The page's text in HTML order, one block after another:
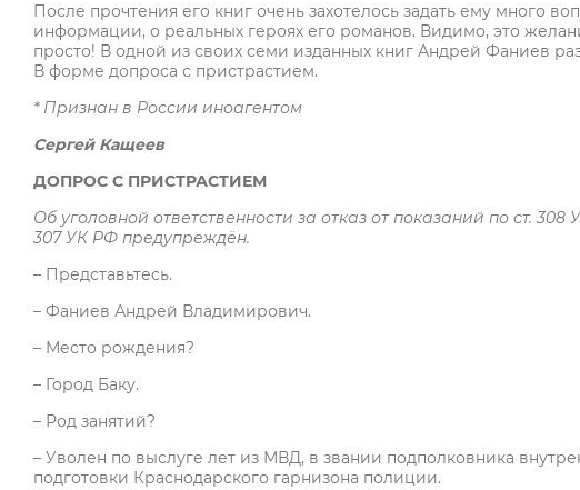
После прочтения его книг очень захотелось задать ему много
информации, о реальных героях его романов. Видимо, это
просто! В одной из своих семи изданных книг Андрей Фаниев
В форме допроса с пристрастием.
* Признан в России иноагентом
Сергей Кащеев
ДОПРОС С ПРИСТРАСТИЕМ
Об уголовной ответственности за отказ от показаний по ст.
307 УК РФ предупреждён.
– Представьтесь.
– Фаниев Андрей Владимирович.
– Место рождения?
– Город Баку.
– Род занятий?
– Уволен по выслуге лет из МВД, в звании подполковника
подготовки Краснодарского гарнизона полиции.